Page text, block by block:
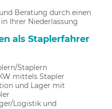
Beratung durch einen
Ihrer Niederlassung
als Staplerfahrer
Staplern
mittels Stapler
und Lager mit
Logistik und